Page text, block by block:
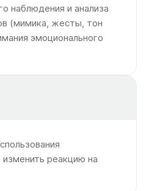
наблюдения и анализа
(мимика, жесты, тон
эмоционального
реакцию на